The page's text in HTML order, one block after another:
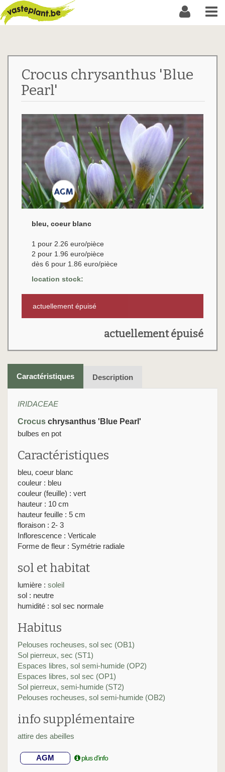
Crocus chrysanthus 'Blue
Pearl'
bleu, coeur blanc
1 pour 2.26 euro/pièce
2 pour 1.96 euro/pièce
dès 6 pour 1.86 euro/pièce
location stock:
actuellement épuisé
actuellement épuisé
Caractéristiques Description
IRIDACEAE
Crocus chrysanthus 'Blue Pearl'
bulbes en pot
Caractéristiques
bleu, coeur blanc
couleur : bleu
couleur (feuille) : vert
hauteur : 10 cm
hauteur feuille : 5 cm
floraison : 2- 3
Inflorescence : Verticale
Forme de fleur : Symétrie radiale
sol et habitat
lumière : soleil
sol : neutre
humidité : sol sec normale
Habitus
Pelouses rocheuses, sol sec (OB1)
Sol pierreux, sec (ST1)
Espaces libres, sol semi-humide (OP2)
Espaces libres, sol sec (OP1)
Sol pierreux, semi-humide (ST2)
Pelouses rocheuses, sol semi-humide (OB2)
info supplémentaire
attire des abeilles
AGM plus d'info